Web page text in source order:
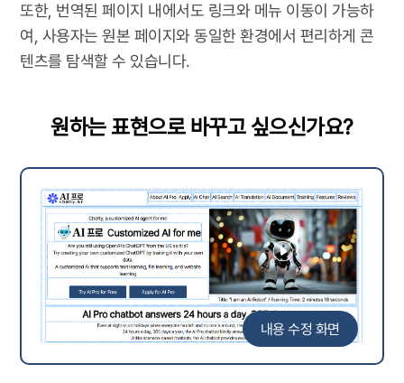
또한, 번역된 페이지 내에서도 링크와 메뉴 이동이 가능하
여, 사용자는 원본 페이지와 동일한 환경에서 편리하게 콘
텐츠를 탐색할 수 있습니다.
원하는 표현으로 바꾸고 싶으신가요?
내용 수정 화면